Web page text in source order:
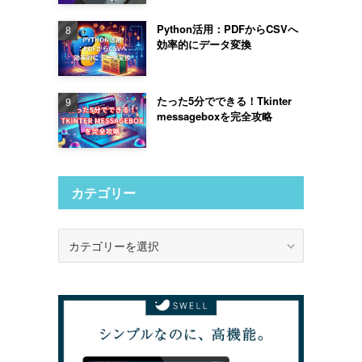
Python活用：PDFからCSVへ
効率的にデータ変換
たった5分でできる！Tkinter
messageboxを完全攻略
カテゴリー